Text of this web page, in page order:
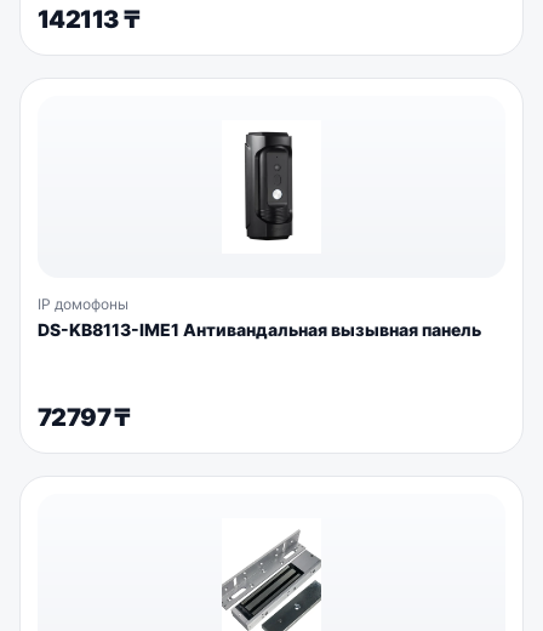
142113₸
IP домофоны
DS-KB8113-IME1 Антивандальная вызывная панель
72797₸